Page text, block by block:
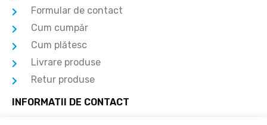
Formular de contact
Cum cumpăr
Cum plătesc
Livrare produse
Retur produse
INFORMATII DE CONTACT